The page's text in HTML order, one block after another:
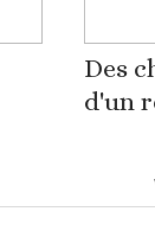
Des
d'un